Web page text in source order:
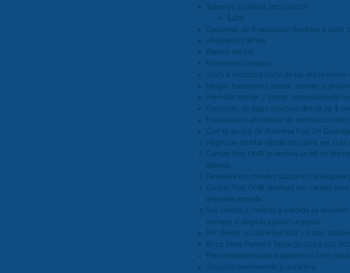
Superior o inferior (arco único)
$429
Opciones de financiación flexibles a partir
Hollywood White
Blanco natural
Bronceado maduro
100% a medida a partir de las impresiones
Ningún tratamiento dental, dientes ni
Permiten comer y beber cómodamente
Opciones de pago flexibles desde 29 $/
Financiación alternativa sin verificación de
Con el apoyo de Promesa Pop On
Haga una prueba rápida aquí para ver si es
Carillas Pop On® le enviará un kit de
dientes
Devuelva los moldes utilizando la etiqueta
Carillas Pop On® diseñará sus carillas
artesanía experta.
Sus carillas a medida a medida se
semana si elige la opción urgente).
Por diente: oscila entre 800 y 5.000
Boca llena: Puede ir hasta 50.000 a
Personalizable para adaptarse al tono
Solución permanente y duradera